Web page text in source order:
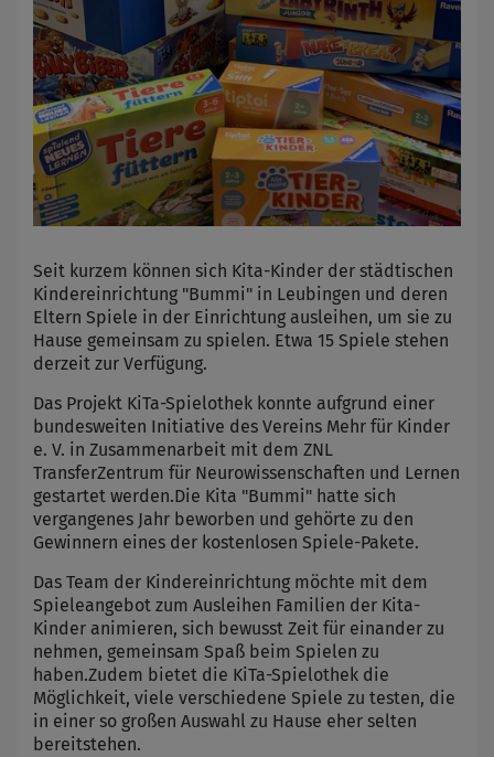
Seit kurzem können sich Kita-Kinder der städtischen
Kindereinrichtung "Bummi" in Leubingen und deren
Eltern Spiele in der Einrichtung ausleihen, um sie zu
Hause gemeinsam zu spielen. Etwa 15 Spiele stehen
derzeit zur Verfügung.
Das Projekt KiTa-Spielothek konnte aufgrund einer
bundesweiten Initiative des Vereins Mehr für Kinder
e. V. in Zusammenarbeit mit dem ZNL
TransferZentrum für Neurowissenschaften und Lernen
gestartet werden.Die Kita "Bummi" hatte sich
vergangenes Jahr beworben und gehörte zu den
Gewinnern eines der kostenlosen Spiele-Pakete.
Das Team der Kindereinrichtung möchte mit dem
Spieleangebot zum Ausleihen Familien der Kita-
Kinder animieren, sich bewusst Zeit für einander zu
nehmen, gemeinsam Spaß beim Spielen zu
haben.Zudem bietet die KiTa-Spielothek die
Möglichkeit, viele verschiedene Spiele zu testen, die
in einer so großen Auswahl zu Hause eher selten
bereitstehen.